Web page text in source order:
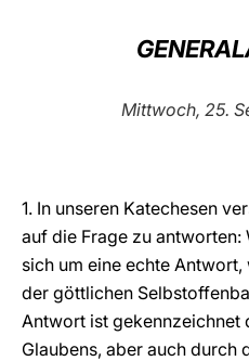
Mittwoch, 25.
1. In unseren Katechesen
auf die Frage zu antworten:
sich um eine echte
der göttlichen
Antwort ist gekennzeichnet
Glaubens, aber auch durch